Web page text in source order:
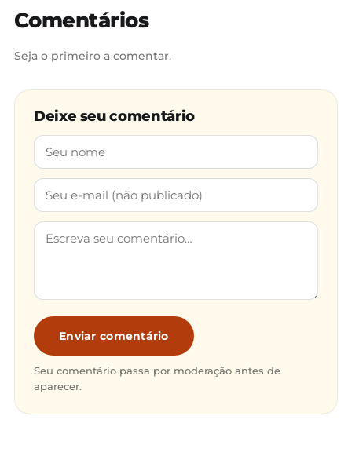
Comentários
Seja o primeiro a comentar.
Deixe seu comentário
Enviar comentário
Seu comentário passa por moderação antes de
aparecer.